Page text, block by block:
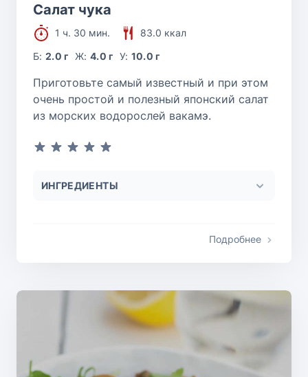
Салат чука
1 ч. 30 мин.
83.0 ккал
Б:2.0 г Ж: 4.0 г У: 10.0 г
Приготовьте самый известный и при этом
очень простой и полезный японский салат
из морских водорослей вакамэ.
ИНГРЕДИЕНТЫ
Подробнее